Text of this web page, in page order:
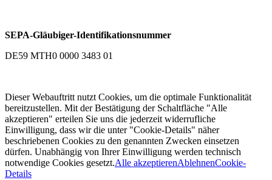
SEPA-Gläubiger-Identifikationsnummer
DE59 MTH0 0000 3483 01
Dieser Webauftritt nutzt Cookies, um die optimale Funktionalität
bereitzustellen. Mit der Bestätigung der Schaltfläche "Alle
akzeptieren" erteilen Sie uns die jederzeit widerrufliche
Einwilligung, dass wir die unter "Cookie-Details" näher
beschriebenen Cookies zu den genannten Zwecken einsetzen
dürfen. Unabhängig von Ihrer Einwilligung werden technisch
notwendige Cookies gesetzt.Alle akzeptierenAblehnenCookie-
Details